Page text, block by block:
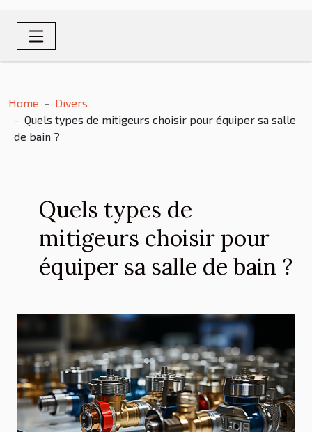
Home
Divers
Quels types de mitigeurs choisir pour équiper sa salle
de bain ?
Quels types de
mitigeurs choisir pour
équiper sa salle de bain ?